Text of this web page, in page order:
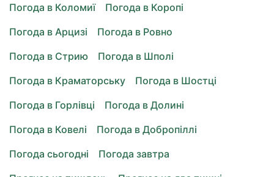
Погода в Коломиї
Погода в Коропі
Погода в Арцизі
Погода в Ровно
Погода в Стрию
Погода в Шполі
Погода в Краматорську
Погода в Шостці
Погода в Горлівці
Погода в Долині
Погода в Ковелі
Погода в Добропіллі
Погода сьогодні
Погода завтра